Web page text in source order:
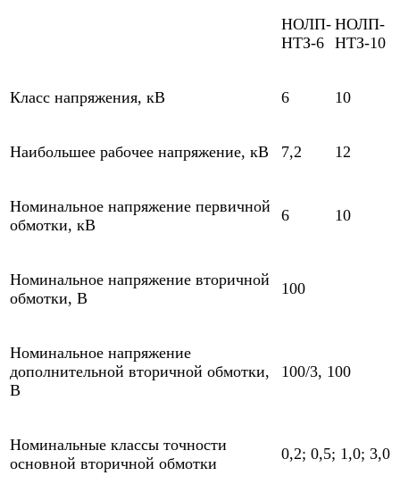
НОЛП-
НТЗ-6
НОЛП-
НТЗ-10
Класс напряжения, кВ 6 10
Наибольшее рабочее напряжение, кВ 7,2 12
Номинальное напряжение первичной
обмотки, кВ
6 10
Номинальное напряжение вторичной
обмотки, В
100
Номинальное напряжение
дополнительной вторичной обмотки,
В
100/3, 100
Номинальные классы точности
основной вторичной обмотки
0,2; 0,5; 1,0; 3,0